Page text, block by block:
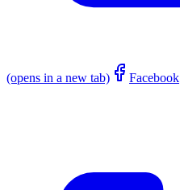
(opens in a new tab) Facebook